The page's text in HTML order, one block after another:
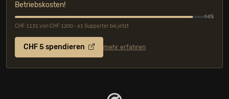
Betriebskosten!
94%
CHF 1131 von CHF 1200 • 61 Supporter bis jetzt
CHF 5 spendieren mehr erfahren